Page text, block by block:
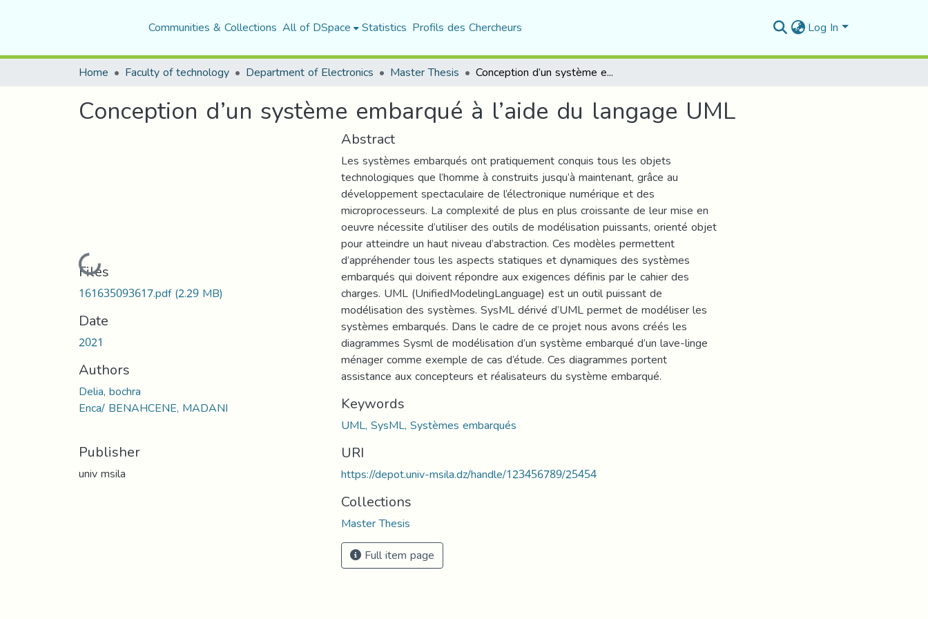
Communities & Collections All of DSpace Statistics Profils des Chercheurs Log In
Home Faculty of technology Department of Electronics Master Thesis Conception d’un système embarqué à l’aide du langage UML
Conception d’un système embarqué à l’aide du langage UML
Loading...
Files
161635093617.pdf(2.29 MB)
Date
2021
Authors
Delia, bochra
Enca/ BENAHCENE, MADANI
Publisher
univ msila
Abstract
Les systèmes embarqués ont pratiquement conquis tous les objets
technologiques que l’homme à construits jusqu’à maintenant, grâce au
développement spectaculaire de l’électronique numérique et des
microprocesseurs. La complexité de plus en plus croissante de leur mise en
oeuvre nécessite d’utiliser des outils de modélisation puissants, orienté objet
pour atteindre un haut niveau d’abstraction. Ces modèles permettent
d’appréhender tous les aspects statiques et dynamiques des systèmes
embarqués qui doivent répondre aux exigences définis par le cahier des
charges. UML (UnifiedModelingLanguage) est un outil puissant de
modélisation des systèmes. SysML dérivé d’UML permet de modéliser les
systèmes embarqués. Dans le cadre de ce projet nous avons créés les
diagrammes Sysml de modélisation d’un système embarqué d’un lave-linge
ménager comme exemple de cas d’étude. Ces diagrammes portent
assistance aux concepteurs et réalisateurs du système embarqué.
Keywords
UML, SysML, Systèmes embarqués
URI
https://depot.univ-msila.dz/handle/123456789/25454
Collections
Master Thesis
Full item page